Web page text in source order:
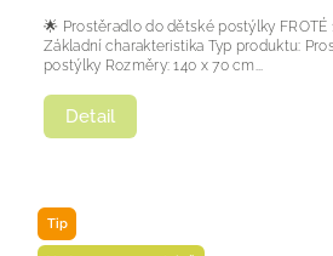
Detail
🌟 Prostěradlo do dětské postýlky FROTÉ
Základní charakteristika Typ produktu: Prostěradlo do dětské
postýlky Rozměry: 140 x 70 cm...
Tip